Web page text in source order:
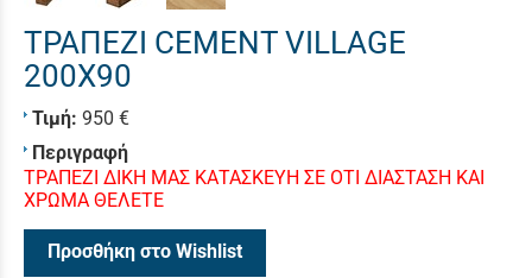
ΤΡΑΠΕΖΙ CEMENT VILLAGE
200X90
Τιμή: 950 €
Περιγραφή
ΤΡΑΠΕΖΙ ΔΙΚΗ ΜΑΣ ΚΑΤΑΣΚΕΥΗ ΣΕ ΟΤΙ ΔΙΑΣΤΑΣΗ ΚΑΙ
ΧΡΩΜΑ ΘΕΛΕΤΕ
Προσθήκη στο Wishlist